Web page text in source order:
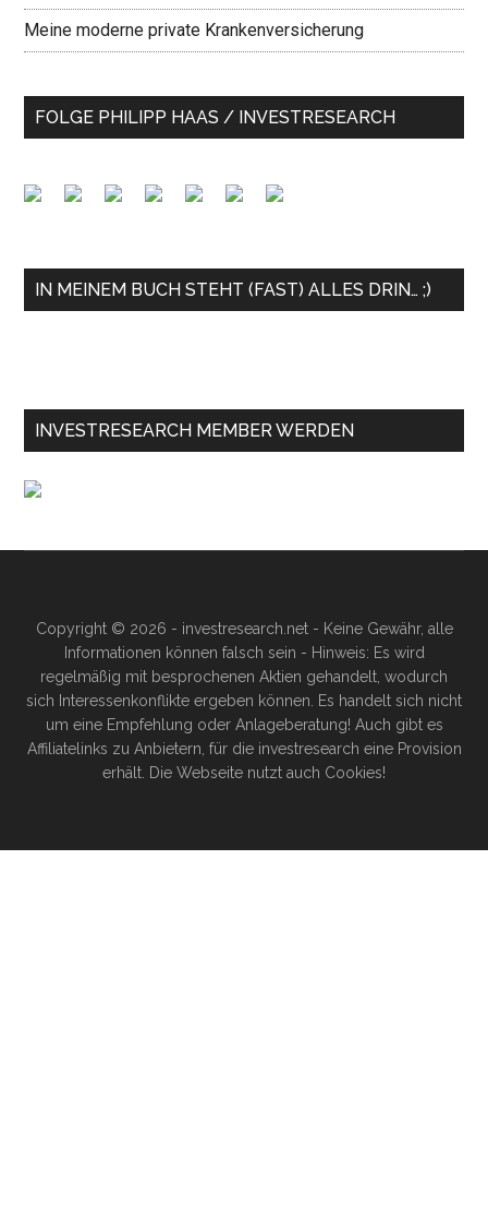
Meine moderne private Krankenversicherung
FOLGE PHILIPP HAAS / INVESTRESEARCH
IN MEINEM BUCH STEHT (FAST) ALLES DRIN… ;)
INVESTRESEARCH MEMBER WERDEN
Copyright © 2026 - investresearch.net - Keine Gewähr, alle
Informationen können falsch sein - Hinweis: Es wird
regelmäßig mit besprochenen Aktien gehandelt, wodurch
sich Interessenkonflikte ergeben können. Es handelt sich nicht
um eine Empfehlung oder Anlageberatung! Auch gibt es
Affiliatelinks zu Anbietern, für die investresearch eine Provision
erhält. Die Webseite nutzt auch Cookies!